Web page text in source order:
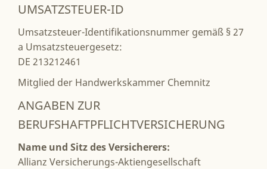
UMSATZSTEUER-ID
Umsatzsteuer-Identifikationsnummer gemäß § 27
a Umsatzsteuergesetz:
DE 213212461
Mitglied der Handwerkskammer Chemnitz
ANGABEN ZUR
BERUFSHAFTPFLICHTVERSICHERUNG
Name und Sitz des Versicherers:
Allianz Versicherungs-Aktiengesellschaft